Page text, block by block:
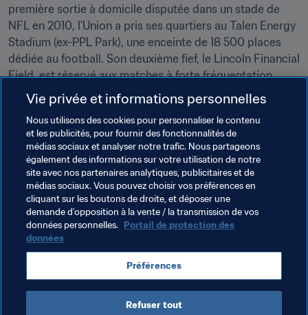
première sortie à domicile disputée dans un stade de
NFL en 2010, l'Union a pris ses quartiers au Talen Energy
Stadium (ex-PPL Park), une enceinte de 18 500 places
dédiée au football. Son deuxième fief, le Lincoln Financial
Field, est réservé aux matches à forte fréquentation.
Philadelphie est le siège de cinq grandes équipes : les
Eagles (NFL), les Phillies (MLB), les Flyers (NHL), les
76ers (NBA) et l'Union (MLS). Elle s'est forgée une
réputation enviable en matière d'organisation des plus
prestigieux événements sportifs du pays, dont la draft
de la NFL, les All-Star Games, les championnats de la
NCAA, les essais olympiques et les X Games.
Thèmes en lien
Coupe du Monde de la FIFA 2026™
Vie privée et informations personnelles
Nous utilisons des cookies pour personnaliser le contenu
et les publicités, pour fournir des fonctionnalités de
médias sociaux et analyser notre trafic. Nous partageons
également des informations sur votre utilisation de notre
site avec nos partenaires analytiques, publicitaires et de
médias sociaux. Vous pouvez choisir vos préférences en
cliquant sur les boutons de droite, et déposer une
demande d’opposition à la vente / la transmission de vos
données personnelles. Portail de protection des
données
Préférences
Refuser tout